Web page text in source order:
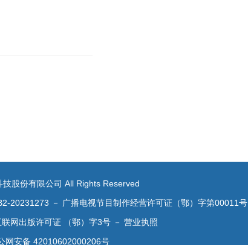
股份有限公司 All Rights Reserved
20231273 －
广播电视节目制作经营许可证（鄂）字第00011号
联网出版许可证 （鄂）字3号 － 营业执照
网安备 42010602000206号